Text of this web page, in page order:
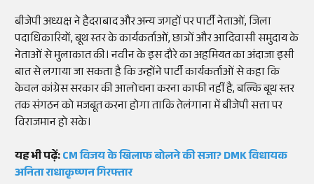
बीजेपी अध्यक्ष ने हैदराबाद और अन्य जगहों पर पार्टी नेताओं, जिला
पदाधिकारियों, बूथ स्तर के कार्यकर्ताओं, छात्रों और आदिवासी समुदाय के
नेताओं से मुलाकात की। नवीन के इस दौरे का अहमियत का अंदाजा इसी
बात से लगाया जा सकता है कि उन्होंने पार्टी कार्यकर्ताओं से कहा कि
केवल कांग्रेस सरकार की आलोचना करना काफी नहीं है, बल्कि बूथ स्तर
तक संगठन को मजबूत करना होगा ताकि तेलंगाना में बीजेपी सत्ता पर
विराजमान हो सके।
यह भी पढ़ें:CM विजय के खिलाफ बोलने की सजा? DMK विधायक
अनिता राधाकृष्णन गिरफ्तार